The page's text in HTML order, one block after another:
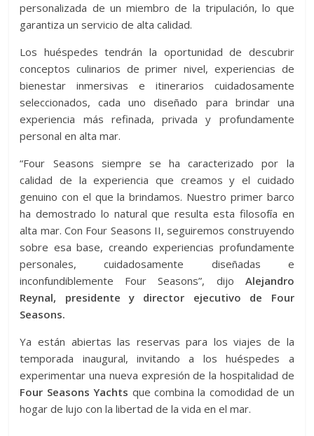
personalizada de un miembro de la tripulación, lo que
garantiza un servicio de alta calidad.
Los huéspedes tendrán la oportunidad de descubrir
conceptos culinarios de primer nivel, experiencias de
bienestar inmersivas e itinerarios cuidadosamente
seleccionados, cada uno diseñado para brindar una
experiencia más refinada, privada y profundamente
personal en alta mar.
“Four Seasons siempre se ha caracterizado por la
calidad de la experiencia que creamos y el cuidado
genuino con el que la brindamos. Nuestro primer barco
ha demostrado lo natural que resulta esta filosofía en
alta mar. Con Four Seasons II, seguiremos construyendo
sobre esa base, creando experiencias profundamente
personales, cuidadosamente diseñadas e
inconfundiblemente Four Seasons”, dijo Alejandro
Reynal, presidente y director ejecutivo de Four
Seasons.
Ya están abiertas las reservas para los viajes de la
temporada inaugural, invitando a los huéspedes a
experimentar una nueva expresión de la hospitalidad de
Four Seasons Yachts que combina la comodidad de un
hogar de lujo con la libertad de la vida en el mar.